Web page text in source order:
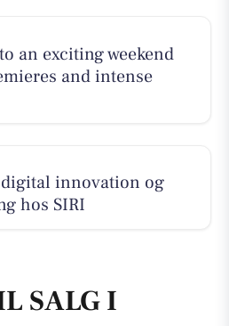
an exciting weekend
and intense
innovation og
hos SIRI
SALG I